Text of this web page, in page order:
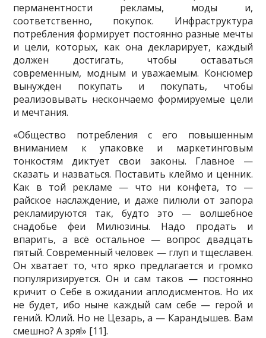
перманент­ности рекламы, моды и,
соответственно, покупок. Инфраструктура
потребления формирует постоянно разные мечты
и цели, которых, как она декларирует, каж­дый
должен достигать, чтобы оставаться
современным, модным и уважаемым. Консюмер
вынужден покупать и покупать, чтобы
реализовывать нескончаемо формируемые цели
и мечтания.
«Общество потребления с его повышенным
вниманием к упаковке и мар­кетинговым
тонкостям диктует свои законы. Главное —
сказать и назваться. По­ставить клеймо и ценник.
Как в той рекламе — что ни конфета, то —
райское наслаждение, и даже пилюли от запора
рекламируются так, будто это — волшеб­ное
снадобье феи Милюзины. Надо продать и
впарить, а всё остальное — вопрос двадцать
пятый. Современный человек — глуп и тщеславен.
Он хватает то, что ярко предлагается и громко
популяризируется. Он и сам таков — постоянно
кри­чит о Себе в ожидании аплодисментов. Но их
не будет, ибо ныне каждый сам себе — герой и
гений. Юлий. Но не Цезарь, а — Карандышев. Вам
смешно? А зря!» [11].